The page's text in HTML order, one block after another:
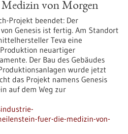
von Morgen
Projekt beendet: Der
Genesis ist fertig. Am Standort
Teva eine
neuartiger
Der Bau des Gebäudes
wurde jetzt
das Projekt namens Genesis
auf dem Weg zur
fuer-die-medizin-von-